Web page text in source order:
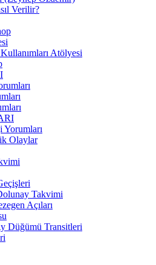
Verilir?
Atölyesi
Olaylar
Takvimi
Açıları
Düğümü Transitleri